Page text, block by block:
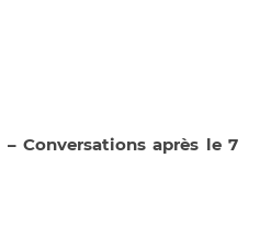
–Conversations après le 7